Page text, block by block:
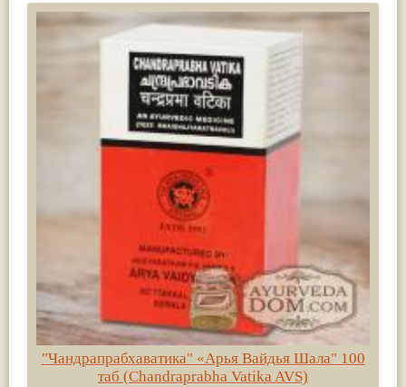
"Чандрапрабхаватика" «Арья Вайдья Шала" 100
таб (Chandraprabha Vatika AVS)